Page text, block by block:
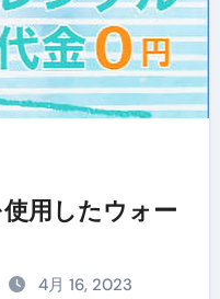
用したウォー
4月 16, 2023